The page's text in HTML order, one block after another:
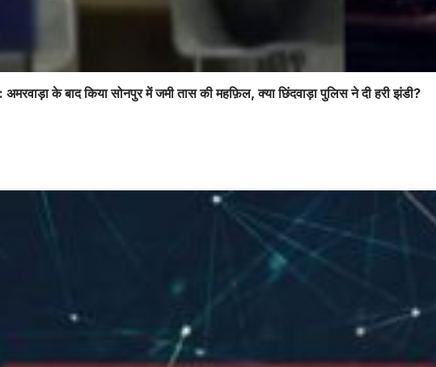
के बाद किया सोनपुर में जमी तास की महफ़िल, क्या छिंदवाड़ा पुलिस ने दी हरी झंडी?